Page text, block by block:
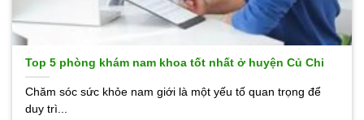
Top 5 phòng khám nam khoa tốt nhất ở huyện Củ Chi
Chăm sóc sức khỏe nam giới là một yếu tố quan trọng để
duy trì...